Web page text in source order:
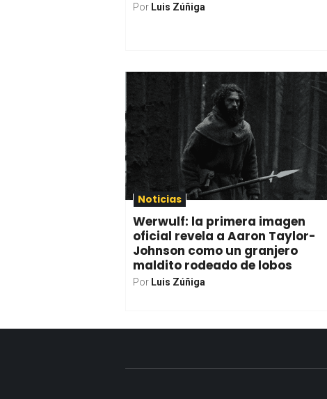
Por Luis Zúñiga
Noticias
Werwulf: la primera imagen
oficial revela a Aaron Taylor-
Johnson como un granjero
maldito rodeado de lobos
Por Luis Zúñiga